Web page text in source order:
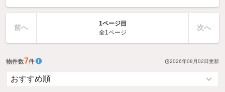
前へ
1ページ目
全1ページ
次へ
物件数7件 2026年08月02日更新